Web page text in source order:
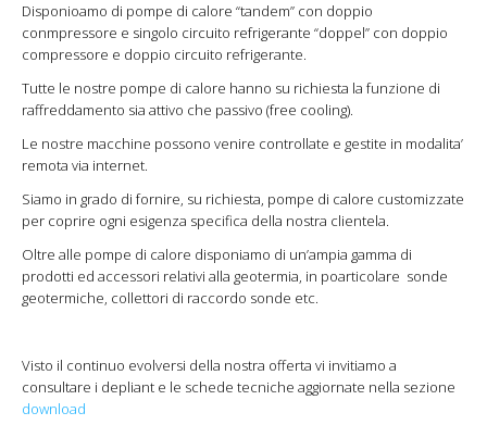
Disponioamo di pompe di calore “tandem” con doppio
conmpressore e singolo circuito refrigerante “doppel” con doppio
compressore e doppio circuito refrigerante.
Tutte le nostre pompe di calore hanno su richiesta la funzione di
raffreddamento sia attivo che passivo (free cooling).
Le nostre macchine possono venire controllate e gestite in modalita’
remota via internet.
Siamo in grado di fornire, su richiesta, pompe di calore customizzate
per coprire ogni esigenza specifica della nostra clientela.
Oltre alle pompe di calore disponiamo di un’ampia gamma di
prodotti ed accessori relativi alla geotermia, in poarticolare sonde
geotermiche, collettori di raccordo sonde etc.
Visto il continuo evolversi della nostra offerta vi invitiamo a
consultare i depliant e le schede tecniche aggiornate nella sezione
download